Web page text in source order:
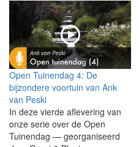
Open Tuinendag 4: De
bijzondere voortuin van Ank
van Peski
In deze vierde aflevering van
onze serie over de Open
Tuinendag — georganiseerd